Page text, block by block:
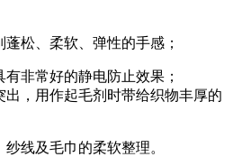
松、柔软、弹性的手感；
非常好的静电防止效果；
出，用作起毛剂时带给织物丰厚的
线及毛巾的柔软整理。